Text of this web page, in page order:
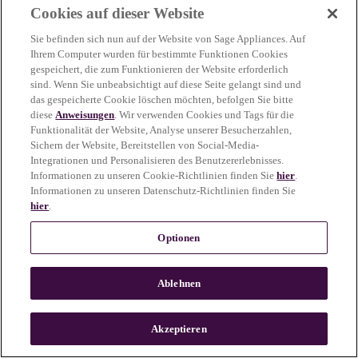
more information)
n
Cookies auf dieser Website
Sie befinden sich nun auf der Website von Sage Appliances. Auf
Ihrem Computer wurden für bestimmte Funktionen Cookies
gespeichert, die zum Funktionieren der Website erforderlich
sind. Wenn Sie unbeabsichtigt auf diese Seite gelangt sind und
das gespeicherte Cookie löschen möchten, befolgen Sie bitte
dieseAnweisungen. Wir verwenden Cookies und Tags für die
Funktionalität der Website, Analyse unserer Besucherzahlen,
Sichern der Website, Bereitstellen von Social-Media-
Integrationen und Personalisieren des Benutzererlebnisses.
Informationen zu unseren Cookie-Richtlinien finden Siehier.
Informationen zu unseren Datenschutz-Richtlinien finden Sie
hier.
Optionen
Ablehnen
Akzeptieren